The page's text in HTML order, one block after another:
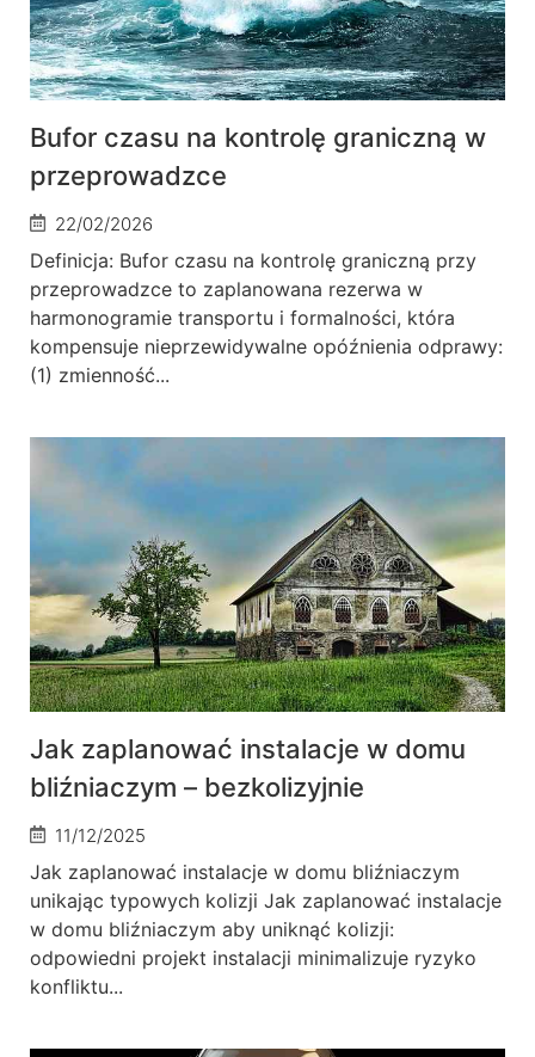
Bufor czasu na kontrolę graniczną w
przeprowadzce
22/02/2026
Definicja: Bufor czasu na kontrolę graniczną przy
przeprowadzce to zaplanowana rezerwa w
harmonogramie transportu i formalności, która
kompensuje nieprzewidywalne opóźnienia odprawy:
(1) zmienność...
Jak zaplanować instalacje w domu
bliźniaczym – bezkolizyjnie
11/12/2025
Jak zaplanować instalacje w domu bliźniaczym
unikając typowych kolizji Jak zaplanować instalacje
w domu bliźniaczym aby uniknąć kolizji:
odpowiedni projekt instalacji minimalizuje ryzyko
konfliktu...